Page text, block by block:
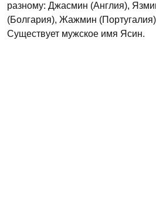
разному: Джасмин (Англия),
(Болгария), Жажмин
Существует мужское имя Ясин.